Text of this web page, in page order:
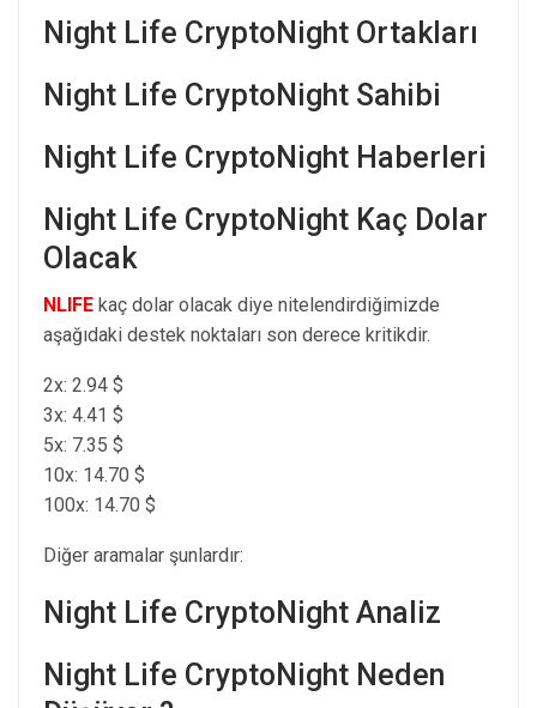
Night Life CryptoNight Ortakları
Night Life CryptoNight Sahibi
Night Life CryptoNight Haberleri
Night Life CryptoNight Kaç Dolar
Olacak
NLIFE kaç dolar olacak diye nitelendirdiğimizde
aşağıdaki destek noktaları son derece kritikdir.
2x: 2.94 $
3x: 4.41 $
5x: 7.35 $
10x: 14.70 $
100x: 14.70 $
Diğer aramalar şunlardır:
Night Life CryptoNight Analiz
Night Life CryptoNight Neden